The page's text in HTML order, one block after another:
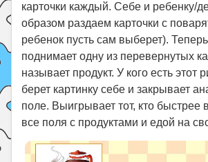
карточки каждый. Себе и ребенку/
образом раздаем карточки с
ребенок пусть сам выберет).
поднимает одну из перевернутых
называет продукт. У кого есть этот
берет картинку себе и закрывает
поле. Выигрывает тот, кто быстрее
все поля с продуктами и едой на